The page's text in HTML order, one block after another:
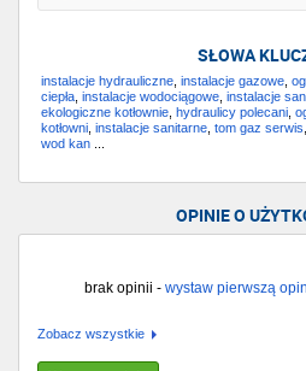
SŁOWA
instalacje hydrauliczne instalacje gazowe
ciepła instalacje wodociągowe instalacje
ekologiczne kotłownie hydraulicy polecani
kotłowni instalacje sanitarne tom gaz serwis
wod kan
OPINIE O
brak opinii - wystaw pierwszą
Zobacz wszystkie